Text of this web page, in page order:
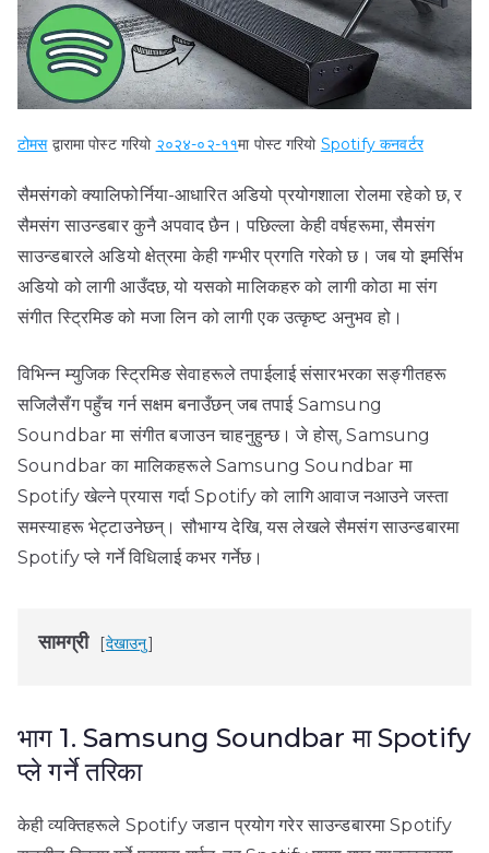
टोमसद्वारामा पोस्ट गरियो २०२४-०२-११मा पोस्ट गरियो Spotify कनवर्टर
सैमसंगको क्यालिफोर्निया-आधारित अडियो प्रयोगशाला रोलमा रहेको छ, र
सैमसंग साउन्डबार कुनै अपवाद छैन। पछिल्ला केही वर्षहरूमा, सैमसंग
साउन्डबारले अडियो क्षेत्रमा केही गम्भीर प्रगति गरेको छ। जब यो इमर्सिभ
अडियो को लागी आउँदछ, यो यसको मालिकहरु को लागी कोठा मा संग
संगीत स्ट्रिमिङ को मजा लिन को लागी एक उत्कृष्ट अनुभव हो।
विभिन्न म्युजिक स्ट्रिमिङ सेवाहरूले तपाईलाई संसारभरका सङ्गीतहरू
सजिलैसँग पहुँच गर्न सक्षम बनाउँछन् जब तपाई Samsung
Soundbar मा संगीत बजाउन चाहनुहुन्छ। जे होस्, Samsung
Soundbar का मालिकहरूले Samsung Soundbar मा
Spotify खेल्ने प्रयास गर्दा Spotify को लागि आवाज नआउने जस्ता
समस्याहरू भेट्टाउनेछन्। सौभाग्य देखि, यस लेखले सैमसंग साउन्डबारमा
Spotify प्ले गर्ने विधिलाई कभर गर्नेछ।
सामग्री देखाउनु
भाग 1. Samsung Soundbar मा Spotify
प्ले गर्ने तरिका
केही व्यक्तिहरूले Spotify जडान प्रयोग गरेर साउन्डबारमा Spotify